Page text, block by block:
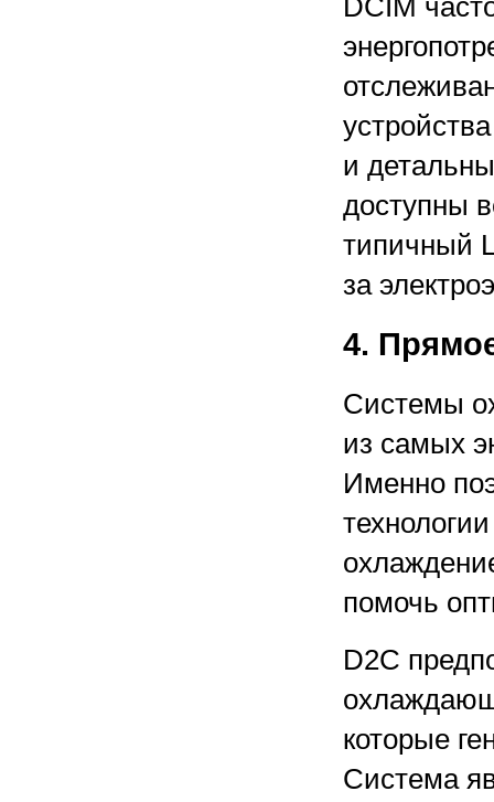
DCIM
и
доступны
типичный
за
4.
Системы
из самых
Именно
помочь
D2C
которые
Система